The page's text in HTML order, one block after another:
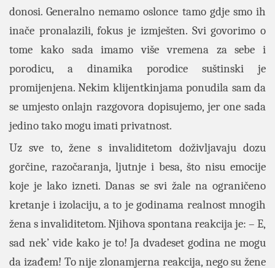
donosi.Generalno nemamo oslonce tamo gdje smo ih
inače pronalazili, fokus je izmješten. Svi govorimo o
tome kako sada imamo više vremena za sebe i
porodicu, a dinamika porodice suštinski je
promijenjena. Nekim klijentkinjama ponudila sam da
se umjesto onlajn razgovora dopisujemo, jer one sada
jedino tako mogu imati privatnost.
Uz sve to, žene s invaliditetom doživljavaju dozu
gorčine, razočaranja, ljutnje i besa, što nisu emocije
koje je lako izneti. Danas se svi žale na ograničeno
kretanje i izolaciju, a to je godinama realnost mnogih
žena s invaliditetom. Njihova spontana reakcija je: – E,
sad nek’ vide kako je to! Ja dvadeset godina ne mogu
da izađem! To nije zlonamjerna reakcija, nego su žene